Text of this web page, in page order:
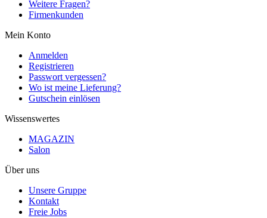
Weitere Fragen?
Firmenkunden
Mein Konto
Anmelden
Registrieren
Passwort vergessen?
Wo ist meine Lieferung?
Gutschein einlösen
Wissenswertes
MAGAZIN
Salon
Über uns
Unsere Gruppe
Kontakt
Freie Jobs